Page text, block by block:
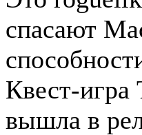
спасают
Квест-игра
вышла в